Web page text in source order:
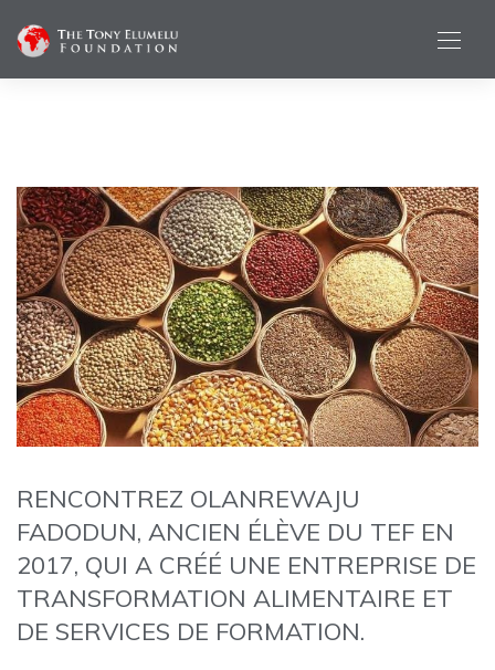
RENCONTREZ OLANREWAJU
FADODUN, ANCIEN ÉLÈVE DU TEF EN
2017, QUI A CRÉÉ UNE ENTREPRISE DE
TRANSFORMATION ALIMENTAIRE ET
DE SERVICES DE FORMATION.